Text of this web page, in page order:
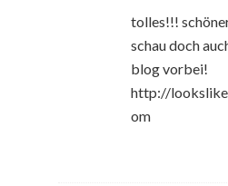
tolles!!!
schau doch
blog vorbei!
http://
om